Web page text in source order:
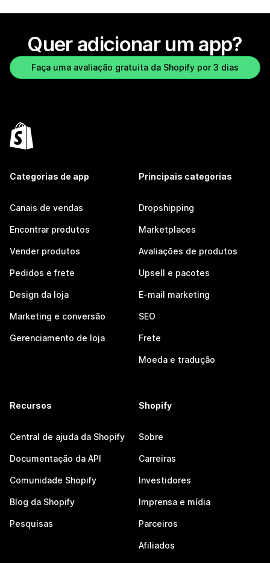
Quer adicionar um app?
Faça uma avaliação gratuita da Shopify por 3 dias
Categorias de app
Canais de vendas
Encontrar produtos
Vender produtos
Pedidos e frete
Design da loja
Marketing e conversão
Gerenciamento de loja
Principais categorias
Dropshipping
Marketplaces
Avaliações de produtos
Upsell e pacotes
E-mail marketing
SEO
Frete
Moeda e tradução
Recursos
Central de ajuda da Shopify
Documentação da API
Comunidade Shopify
Blog da Shopify
Pesquisas
Shopify
Sobre
Carreiras
Investidores
Imprensa e mídia
Parceiros
Afiliados